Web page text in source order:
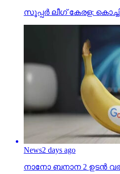
സൂപ്പര്‍ ലീഗ് കേരള:
News2 days ago
നാനോ ബനാന 2 ഉടന്‍